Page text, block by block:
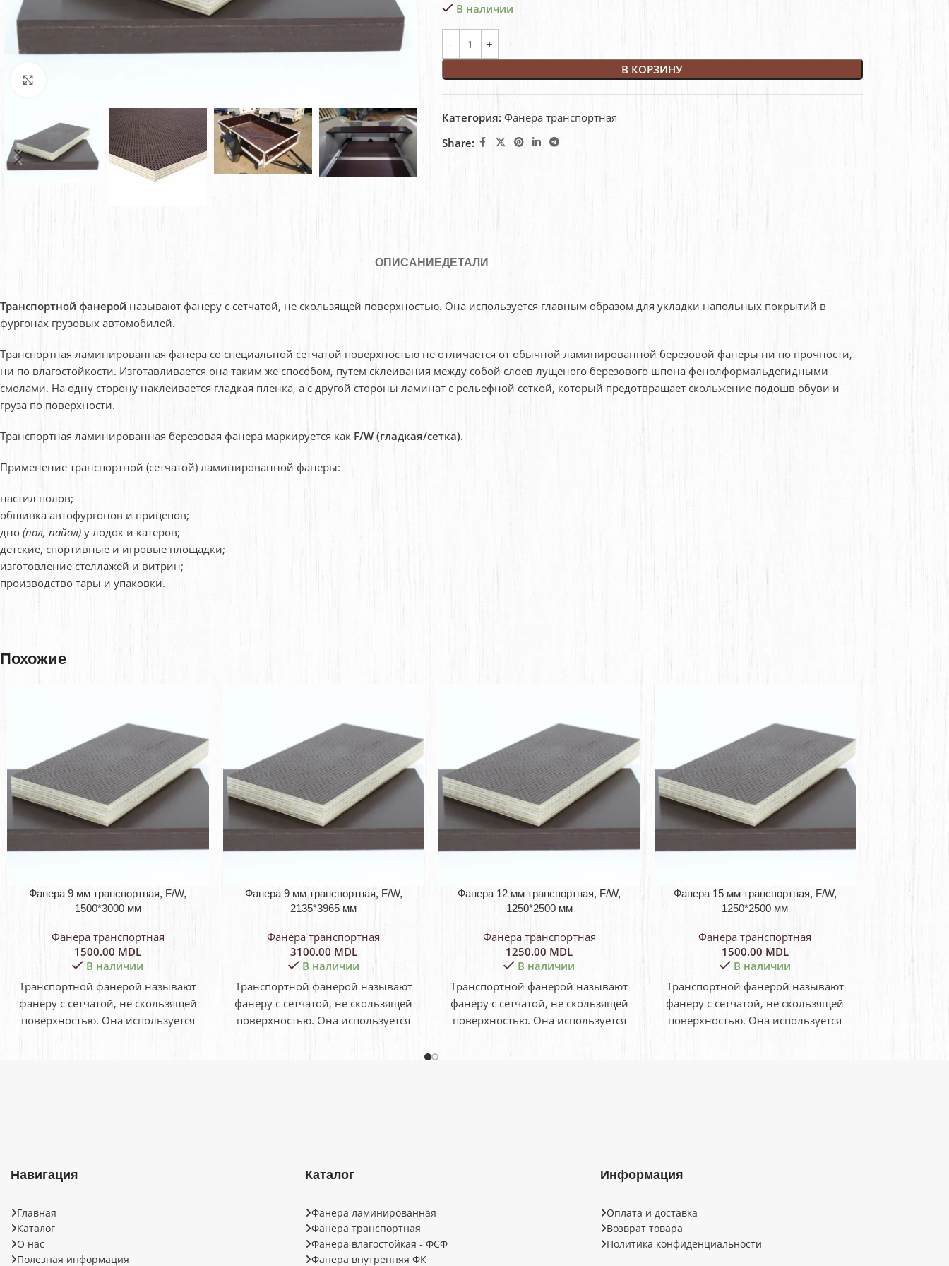
В наличии
В КОРЗИНУ
Категория: Фанера транспортная
Share:
ОПИСАНИЕДЕТАЛИ
Транспортной фанерой называют фанеру с сетчатой, не скользящей поверхностью. Она используется главным образом для укладки напольных покрытий в
фургонах грузовых автомобилей.
Транспортная ламинированная фанера со специальной сетчатой поверхностью не отличается от обычной ламинированной березовой фанеры ни по прочности,
ни по влагостойкости. Изготавливается она таким же способом, путем склеивания между собой слоев лущеного березового шпона фенолформальдегидными
смолами. На одну сторону наклеивается гладкая пленка, а с другой стороны ламинат с рельефной сеткой, который предотвращает скольжение подошв обуви и
груза по поверхности.
Транспортная ламинированная березовая фанера маркируется как F/W (гладкая/сетка).
Применение транспортной (сетчатой) ламинированной фанеры:
настил полов;
обшивка автофургонов и прицепов;
дно (пол, пайол) у лодок и катеров;
детские, спортивные и игровые площадки;
изготовление стеллажей и витрин;
производство тары и упаковки.
Похожие
Фанера 9 мм транспортная, F/W,
1500*3000 мм
Фанера транспортная
1500.00 MDL
В наличии
Транспортной фанерой называют
фанеру с сетчатой, не скользящей
поверхностью. Она используется
Фанера 9 мм транспортная, F/W,
2135*3965 мм
Фанера транспортная
3100.00 MDL
В наличии
Транспортной фанерой называют
фанеру с сетчатой, не скользящей
поверхностью. Она используется
Фанера 12 мм транспортная, F/W,
1250*2500 мм
Фанера транспортная
1250.00 MDL
В наличии
Транспортной фанерой называют
фанеру с сетчатой, не скользящей
поверхностью. Она используется
Фанера 15 мм транспортная, F/W,
1250*2500 мм
Фанера транспортная
1500.00 MDL
В наличии
Транспортной фанерой называют
фанеру с сетчатой, не скользящей
поверхностью. Она используется
Фанера 15
Навигация
Главная
Каталог
О нас
Полезная информация
Каталог
Фанера ламинированная
Фанера транспортная
Фанера влагостойкая - ФСФ
Фанера внутренняя ФК
Информация
Оплата и доставка
Возврат товара
Политика конфиденциальности